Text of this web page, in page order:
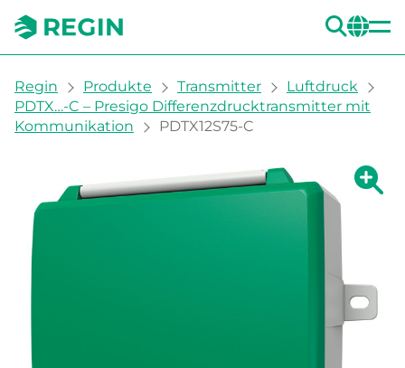
You are here:
Regin Produkte Transmitter
Luftdruck
PDTX…-C – Presigo Differenzdrucktransmitter mit
Kommunikation
PDTX12S75-C
Zeige